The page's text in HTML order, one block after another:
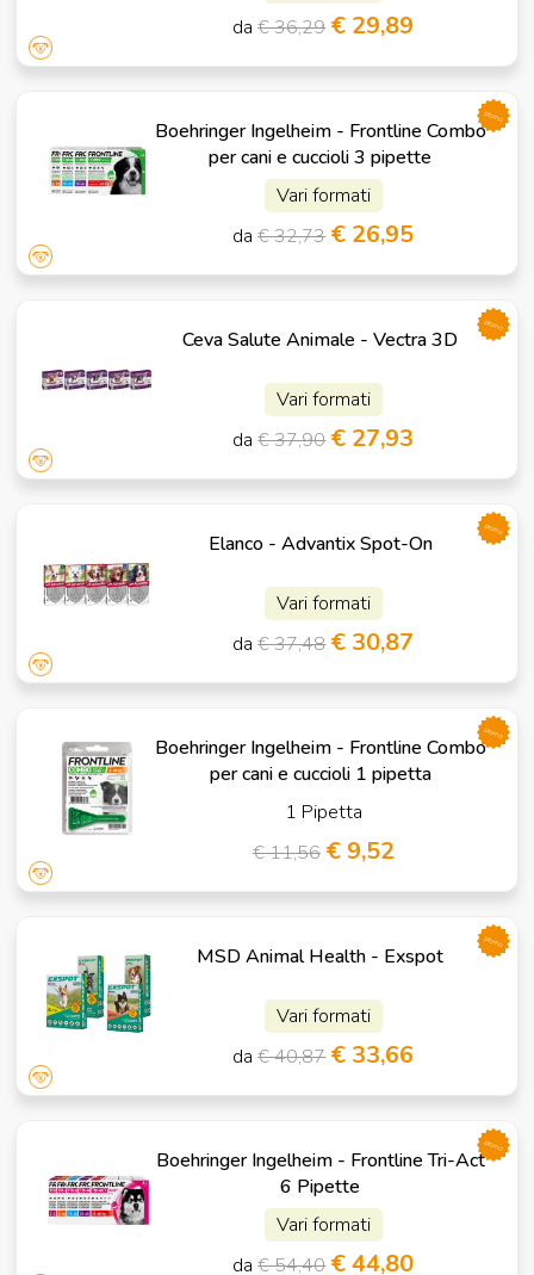
da€ 36,29 € 29,89
Boehringer Ingelheim - Frontline Combo
per cani e cuccioli 3 pipette
Vari formati
da€ 32,73 € 26,95
promo
Ceva Salute Animale - Vectra 3D
Vari formati
da€ 37,90 € 27,93
promo
Elanco - Advantix Spot-On
Vari formati
da€ 37,48 € 30,87
promo
Boehringer Ingelheim - Frontline Combo
per cani e cuccioli 1 pipetta
1 Pipetta
€ 11,56 € 9,52
promo
MSD Animal Health - Exspot
Vari formati
da€ 40,87 € 33,66
promo
Boehringer Ingelheim - Frontline Tri-Act
6 Pipette
Vari formati
da€ 54,40 € 44,80
promo